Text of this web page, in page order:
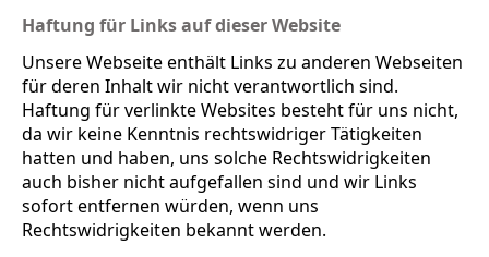
Haftung für Links auf dieser Website
Unsere Webseite enthält Links zu anderen Webseiten
für deren Inhalt wir nicht verantwortlich sind.
Haftung für verlinkte Websites besteht für uns nicht,
da wir keine Kenntnis rechtswidriger Tätigkeiten
hatten und haben, uns solche Rechtswidrigkeiten
auch bisher nicht aufgefallen sind und wir Links
sofort entfernen würden, wenn uns
Rechtswidrigkeiten bekannt werden.